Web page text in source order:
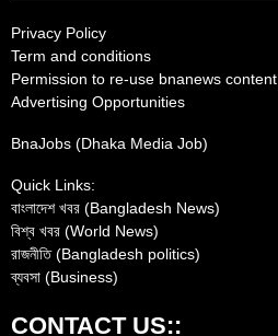
Privacy Policy
Term and conditions
Permission to re-use bnanews content
Advertising Opportunities
BnaJobs (Dhaka Media Job)
Quick Links:
বাংলাদেশ খবর (Bangladesh News)
বিশ্ব খবর (World News)
রাজনীতি (Bangladesh politics)
ব্যবসা (Business)
CONTACT US::